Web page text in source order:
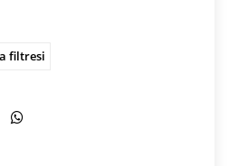
filtresi